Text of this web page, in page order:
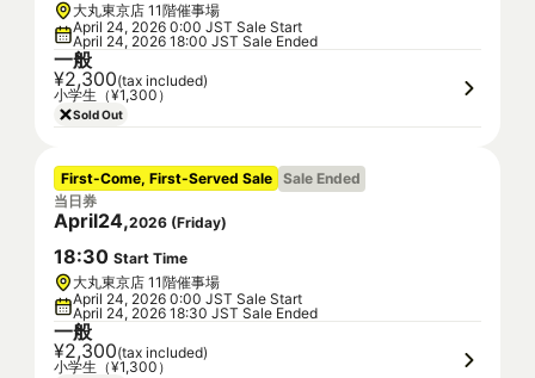
大丸東京店 11階催事場
April 24, 2026 0:00 JST Sale Start
April 24, 2026 18:00 JST Sale Ended
一般
¥2,300(tax included)
小学生（¥1,300）
Sold Out
First-Come, First-Served Sale Sale Ended
当日券
April24,2026 (Friday)
18:30 Start Time
大丸東京店 11階催事場
April 24, 2026 0:00 JST Sale Start
April 24, 2026 18:30 JST Sale Ended
一般
¥2,300(tax included)
小学生（¥1,300）